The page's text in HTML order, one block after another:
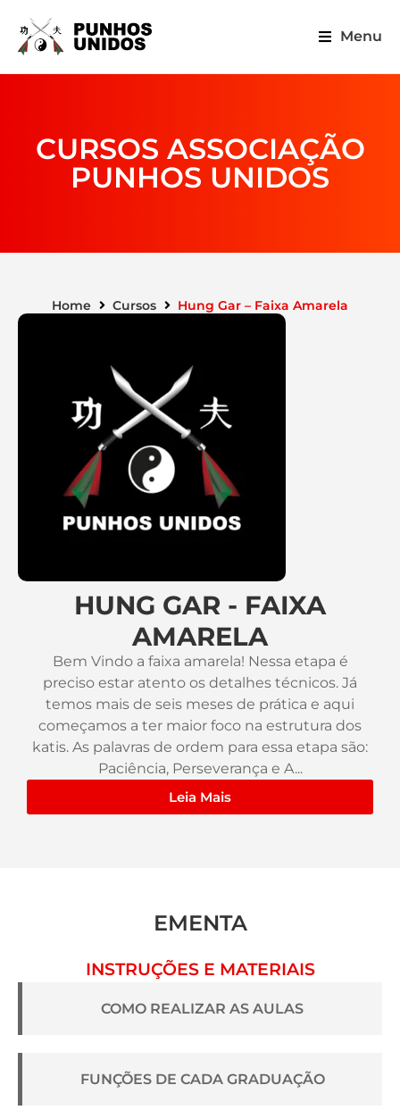
Menu
CURSOS ASSOCIAÇÃO
PUNHOS UNIDOS
Home Cursos Hung Gar – Faixa Amarela
HUNG GAR - FAIXA
AMARELA
Bem Vindo a faixa amarela! Nessa etapa é
preciso estar atento os detalhes técnicos. Já
temos mais de seis meses de prática e aqui
começamos a ter maior foco na estrutura dos
katis. As palavras de ordem para essa etapa são:
Paciência, Perseverança e A...
Leia Mais
EMENTA
INSTRUÇÕES E MATERIAIS
COMO REALIZAR AS AULAS
FUNÇÕES DE CADA GRADUAÇÃO